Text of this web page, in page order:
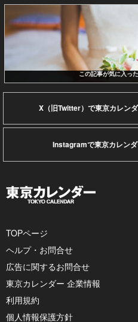
この記事が気に入っ
X（旧Twitter）で東京カレン
Instagramで東京カレン
TOPページ
ヘルプ・お問合せ
広告に関するお問合せ
東京カレンダー 企業情報
利用規約
個人情報保護方針